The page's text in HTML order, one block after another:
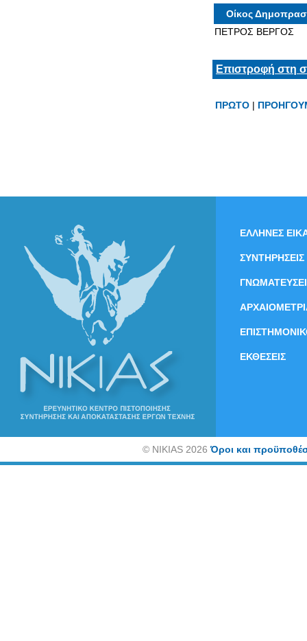
Οίκος
ΠΕΤΡΟΣ ΒΕΡΓΟΣ
Επιστροφή στη
ΠΡΩΤΟ |
ΕΛΛΗΝΕΣ
ΣΥΝΤΗΡΗΣΕΙΣ
ΕΚΘΕΣΕΙΣ
©NIKIAS 2026Όροι και